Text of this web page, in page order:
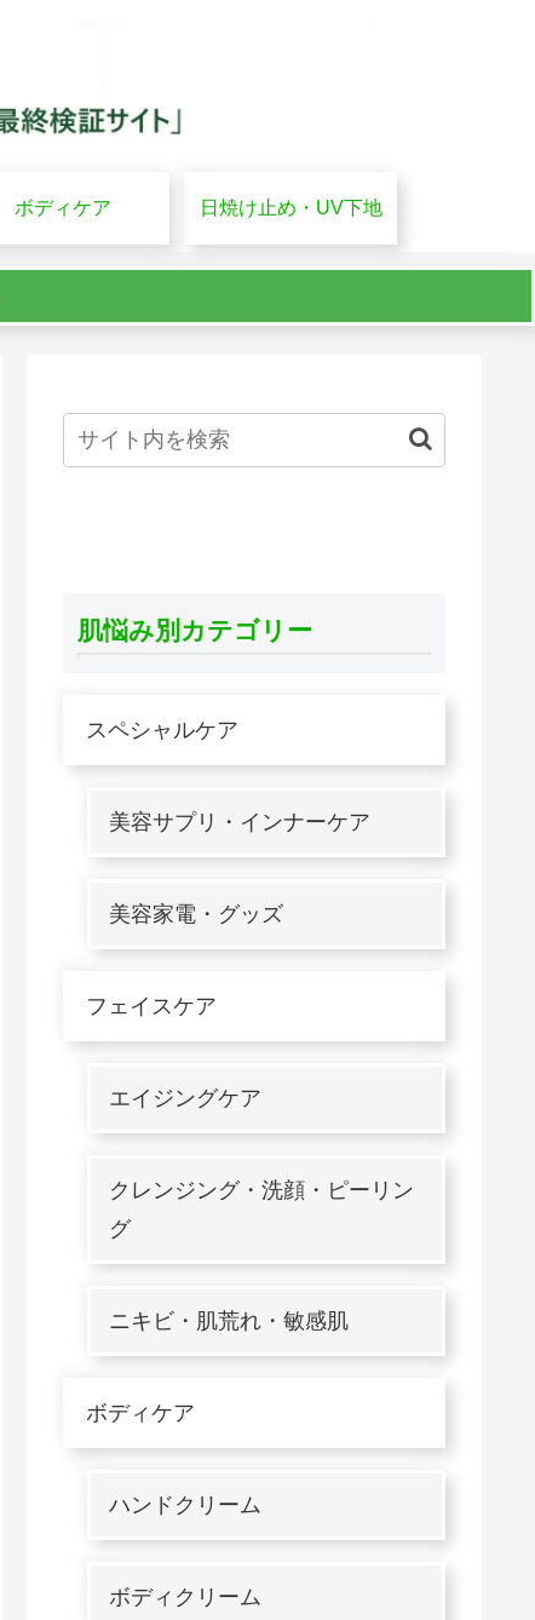
ボディケア 日焼け止め・UV下地
肌悩み別カテゴリー
スペシャルケア
美容サプリ・インナーケア
美容家電・グッズ
フェイスケア
エイジングケア
クレンジング・洗顔・ピーリン
グ
ニキビ・肌荒れ・敏感肌
ボディケア
ハンドクリーム
ボディクリーム